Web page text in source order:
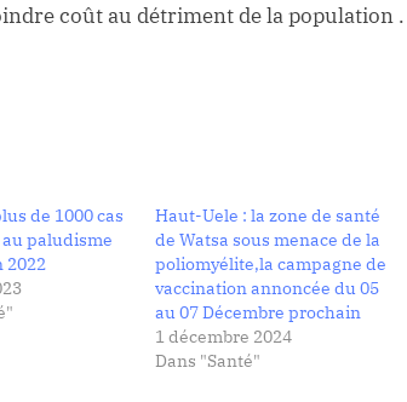
coût au détriment de la population .
de 1000 cas
paludisme
2022
Haut-Uele : la zone de santé
de Watsa sous menace de la
poliomyélite,la campagne de
vaccination annoncée du 05
au 07 Décembre prochain
1 décembre 2024
Dans "Santé"